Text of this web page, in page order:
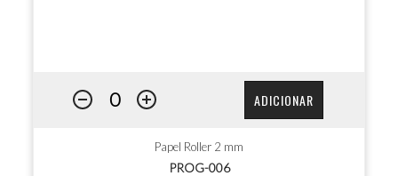
ADICIONAR
Papel Roller 2 mm
PROG-006